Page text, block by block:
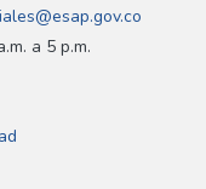
a 5 p.m.